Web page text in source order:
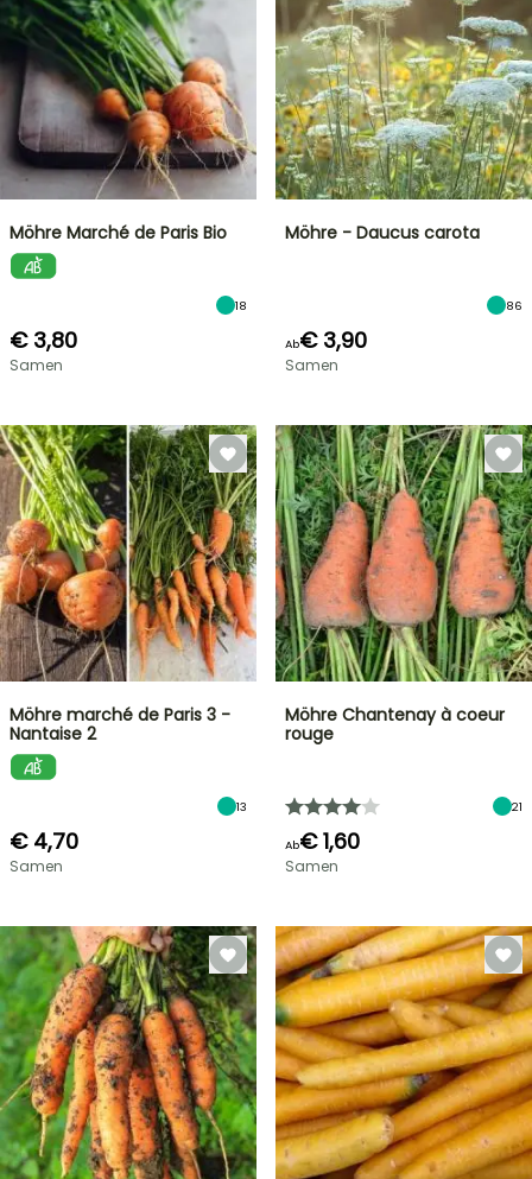
Möhre Marché de Paris Bio
18
€ 3,80
Samen
Möhre - Daucus carota
86
Ab€ 3,90
Samen
Möhre marché de Paris 3 -
Nantaise 2
13
€ 4,70
Samen
Möhre Chantenay à coeur
rouge
21
Ab€ 1,60
Samen